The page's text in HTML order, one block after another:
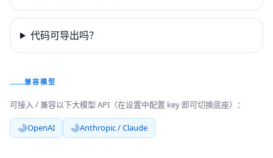
代码可导出吗？
兼容模型
可接入 / 兼容以下大模型 API（在设置中配置 key 即可切换底座）：
OpenAI Anthropic / Claude